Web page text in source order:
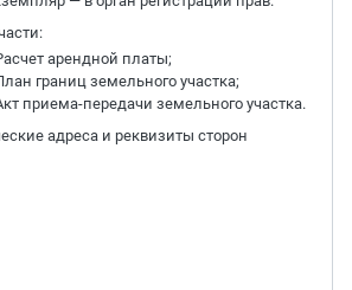
арендной платы;
границ земельного участка;
приема-передачи земельного участка.
адреса и реквизиты сторон